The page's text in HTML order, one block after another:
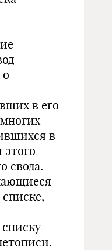
в его
в
этого
свода.